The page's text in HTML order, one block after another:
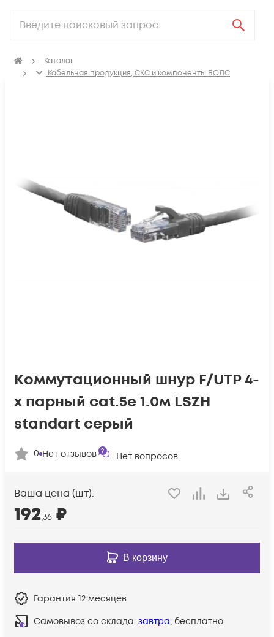
Каталог
Кабельная продукция, СКС и компоненты ВОЛС
Коммутационный шнур F/UTP 4-
х парный cat.5e 1.0м LSZH
standart серый
0 Нет отзывов Нет вопросов
Ваша цена (шт):
192,36 ₽
В корзину
Гарантия 12 месяцев
Самовывоз со склада: завтра, бесплатно